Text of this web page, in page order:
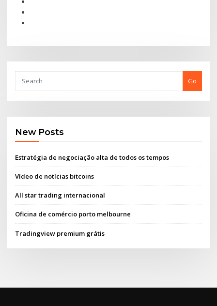
Go
New Posts
Estratégia de negociação alta de todos os tempos
Vídeo de notícias bitcoins
All star trading internacional
Oficina de comércio porto melbourne
Tradingview premium grátis